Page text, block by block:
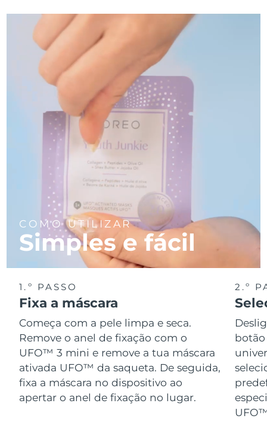
COMO UTILIZAR
Simples e fácil
1.º PASSO
Fixa a máscara
Começa com a pele limpa e seca.
Remove o anel de fixação com o
UFO™ 3 mini e remove a tua máscara
ativada UFO™ da saqueta. De seguida,
fixa a máscara no dispositivo ao
apertar o anel de fixação no lugar.
2.º
botão